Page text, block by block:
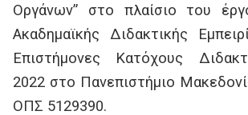
Οργάνων” στο πλαίσιο του
Ακαδημαϊκής Διδακτικής
Επιστήμονες Κατόχους
2022 στο Πανεπιστήμιο
ΟΠΣ 5129390.